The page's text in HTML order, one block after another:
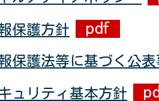
保護方針
保護法等に基づく公
ュリティ基本方針